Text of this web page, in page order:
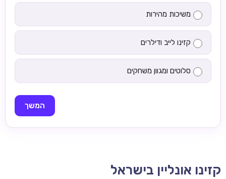
משיכות מהירות
קזינו לייב ודילרים
סלוטים ומגוון משחקים
המשך
קזינו אונליין בישראל